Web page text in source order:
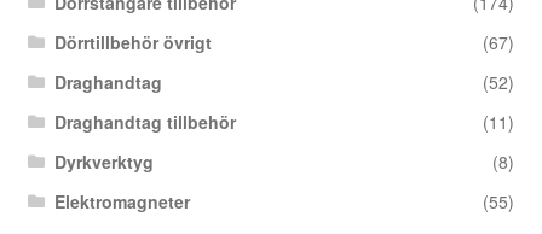
Dörrtillbehör övrigt
(67)
Draghandtag
(52)
Draghandtag tillbehör
(11)
Dyrkverktyg
(8)
Elektromagneter
(55)